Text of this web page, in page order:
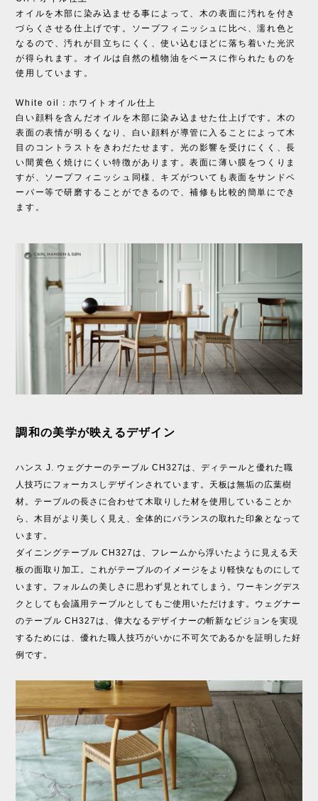
オイルを木部に染み込ませる事によって、木の表面に汚れを付き
づらくさせる仕上げです。ソープフィニッシュに比べ、濡れ色と
なるので、汚れが目立ちにくく、使い込むほどに落ち着いた光沢
が得られます。オイルは自然の植物油をベースに作られたものを
使用しています。
White oil：ホワイトオイル仕上
白い顔料を含んだオイルを木部に染み込ませた仕上げです。木の
表面の表情が明るくなり、白い顔料が導管に入ることによって木
目のコントラストをきわだたせます。光の影響を受けにくく、長
い間黄色く焼けにくい特徴があります。表面に薄い膜をつくりま
すが、ソープフィニッシュ同様、キズがついても表面をサンドペ
ーパー等で研磨することができるので、補修も比較的簡単にでき
ます。
調和の美学が映えるデザイン
ハンス J. ウェグナーのテーブル CH327は、ディテールと優れた職
人技巧にフォーカスしデザインされています。天板は無垢の広葉樹
材。テーブルの長さに合わせて木取りした材を使用していることか
ら、木目がより美しく見え、全体的にバランスの取れた印象となって
います。
ダイニングテーブル CH327は、フレームから浮いたように見える天
板の面取り加工。これがテーブルのイメージをより軽快なものにして
います。フォルムの美しさに思わず見とれてしまう。ワーキングデス
クとしても会議用テーブルとしてもご使用いただけます。ウェグナー
のテーブル CH327は、偉大なるデザイナーの斬新なビジョンを実現
するためには、優れた職人技巧がいかに不可欠であるかを証明した好
例です。